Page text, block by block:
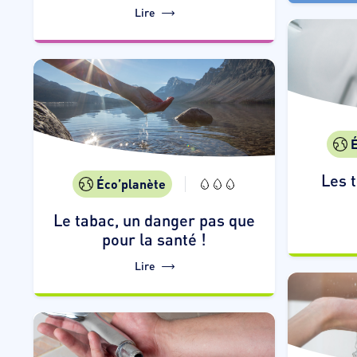
Lire
Éco’planète
Le tabac, un danger pas que
pour la santé !
Lire
Les